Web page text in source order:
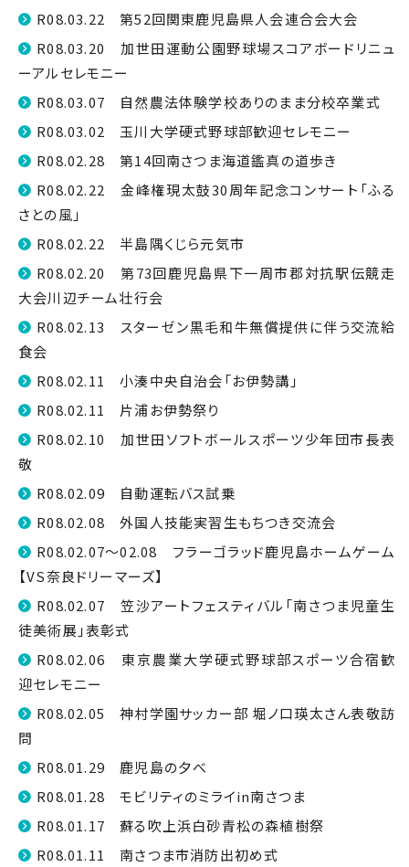
R08.03.22 第52回関東鹿児島県人会連合会大会
R08.03.20 加世田運動公園野球場スコアボードリニュ
ーアルセレモニー
R08.03.07 自然農法体験学校ありのまま分校卒業式
R08.03.02 玉川大学硬式野球部歓迎セレモニー
R08.02.28 第14回南さつま海道鑑真の道歩き
R08.02.22 金峰権現太鼓30周年記念コンサート「ふる
さとの風」
R08.02.22 半島隅くじら元気市
R08.02.20 第73回鹿児島県下一周市郡対抗駅伝競走
大会川辺チーム壮行会
R08.02.13 スターゼン黒毛和牛無償提供に伴う交流給
食会
R08.02.11 小湊中央自治会「お伊勢講」
R08.02.11 片浦お伊勢祭り
R08.02.10 加世田ソフトボールスポーツ少年団市長表
敬
R08.02.09 自動運転バス試乗
R08.02.08 外国人技能実習生もちつき交流会
R08.02.07～02.08 フラーゴラッド鹿児島ホームゲーム
【VS奈良ドリーマーズ】
R08.02.07 笠沙アートフェスティバル「南さつま児童生
徒美術展」表彰式
R08.02.06 東京農業大学硬式野球部スポーツ合宿歓
迎セレモニー
R08.02.05 神村学園サッカー部 堀ノ口瑛太さん表敬訪
問
R08.01.29 鹿児島の夕べ
R08.01.28 モビリティのミライin南さつま
R08.01.17 蘇る吹上浜白砂青松の森植樹祭
R08.01.11 南さつま市消防出初め式